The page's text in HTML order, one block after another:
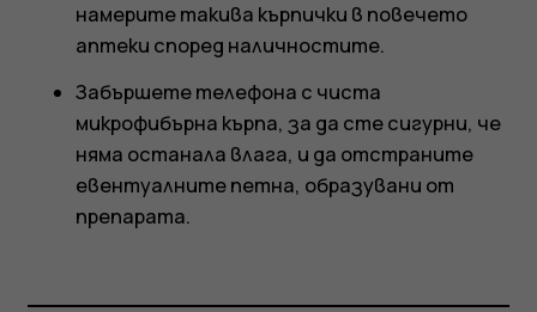
намерите такива кърпички в повечето
аптеки според наличностите.
Забършете телефона с чиста
микрофибърна кърпа, за да сте сигурни, че
няма останала влага, и да отстраните
евентуалните петна, образувани от
препарата.